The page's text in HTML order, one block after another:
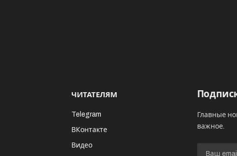
ЧИТАТЕЛЯМ
Telegram
ВКонтакте
Видео
Главные
важное.